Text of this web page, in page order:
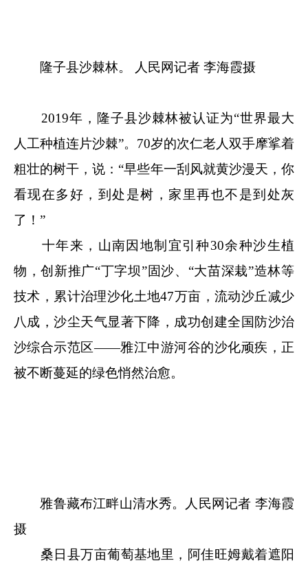
隆子县沙棘林。 人民网记者 李海霞摄
2019年，隆子县沙棘林被认证为“世界最大
人工种植连片沙棘”。70岁的次仁老人双手摩挲着
粗壮的树干，说：“早些年一刮风就黄沙漫天，你
看现在多好，到处是树，家里再也不是到处灰
了！”
十年来，山南因地制宜引种30余种沙生植
物，创新推广“丁字坝”固沙、“大苗深栽”造林等
技术，累计治理沙化土地47万亩，流动沙丘减少
八成，沙尘天气显著下降，成功创建全国防沙治
沙综合示范区——雅江中游河谷的沙化顽疾，正
被不断蔓延的绿色悄然治愈。
雅鲁藏布江畔山清水秀。人民网记者 李海霞
摄
桑日县万亩葡萄基地里，阿佳旺姆戴着遮阳